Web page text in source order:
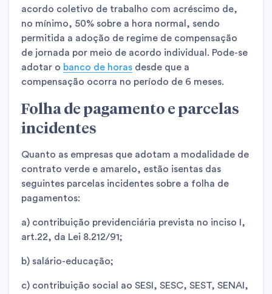
acordo coletivo de trabalho com acréscimo de,
no mínimo, 50% sobre a hora normal, sendo
permitida a adoção de regime de compensação
de jornada por meio de acordo individual. Pode-se
adotar o banco de horas desde que a
compensação ocorra no período de 6 meses.
Folha de pagamento e parcelas
incidentes
Quanto as empresas que adotam a modalidade de
contrato verde e amarelo, estão isentas das
seguintes parcelas incidentes sobre a folha de
pagamentos:
a) contribuição previdenciária prevista no inciso I,
art.22, da Lei 8.212/91;
b) salário-educação;
c) contribuição social ao SESI, SESC, SEST, SENAI,